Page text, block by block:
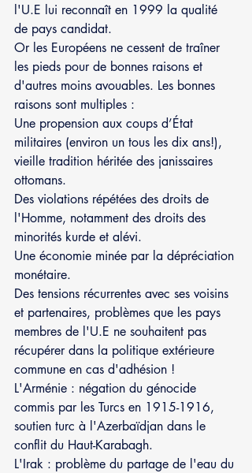
l'U.E lui reconnaît en 1999 la qualité
de pays candidat.
Or les Européens ne cessent de traîner
les pieds pour de bonnes raisons et
d'autres moins avouables. Les bonnes
raisons sont multiples :
Une propension aux coups d’État
militaires (environ un tous les dix ans!),
vieille tradition héritée des janissaires
ottomans.
Des violations répétées des droits de
l'Homme, notamment des droits des
minorités kurde et alévi.
Une économie minée par la dépréciation
monétaire.
Des tensions récurrentes avec ses voisins
et partenaires, problèmes que les pays
membres de l'U.E ne souhaitent pas
récupérer dans la politique extérieure
commune en cas d'adhésion !
L'Arménie : négation du génocide
commis par les Turcs en 1915-1916,
soutien turc à l'Azerbaïdjan dans le
conflit du Haut-Karabagh.
L'Irak : problème du partage de l'eau du